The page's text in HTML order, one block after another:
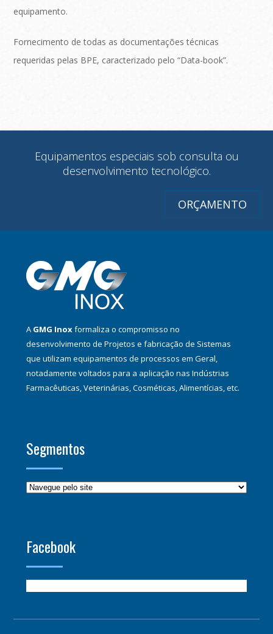
equipamento.
Fornecimento de todas as documentações técnicas
requeridas pelas BPE, caracterizado pelo “Data-book”.
Equipamentos especiais sob consulta ou
desenvolvimento tecnológico.
ORÇAMENTO
A GMG Inoxformaliza o compromisso no
desenvolvimento de Projetos e fabricação de Sistemas
que utilizam equipamentos de processos em Geral,
notadamente voltados para a aplicação nas Indústrias
Farmacêuticas, Veterinárias, Cosméticas, Alimentícias, etc.
Segmentos
Facebook